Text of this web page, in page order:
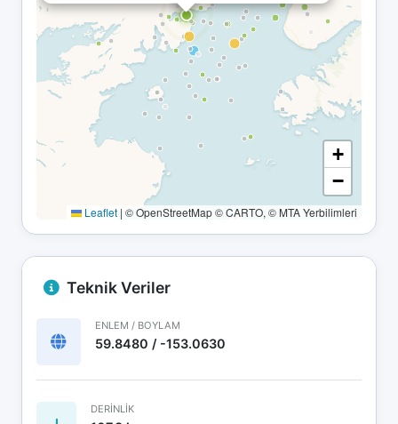
+
−
Leaflet | © OpenStreetMap © CARTO, © MTA Yerbilimleri
Teknik Veriler
ENLEM / BOYLAM
59.8480 / -153.0630
DERINLIK